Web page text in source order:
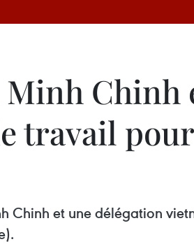
Minh
travail
Chinh et une délégation